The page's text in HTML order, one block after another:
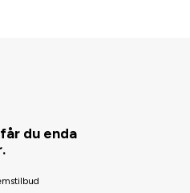
du enda